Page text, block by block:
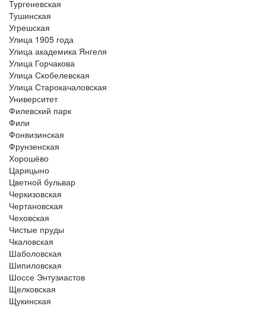
Тургеневская
Тушинская
Угрешская
Улица 1905 года
Улица академика Янгеля
Улица Горчакова
Улица Скобелевская
Улица Старокачаловская
Университет
Филевский парк
Фили
Фонвизинская
Фрунзенская
Хорошёво
Царицыно
Цветной бульвар
Черкизовская
Чертановская
Чеховская
Чистые пруды
Чкаловская
Шаболовская
Шипиловская
Шоссе Энтузиастов
Щелковская
Щукинская